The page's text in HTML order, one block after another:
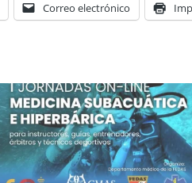
Correo electrónico